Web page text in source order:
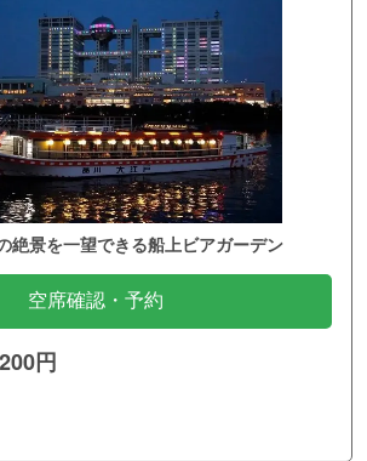
絶景を一望できる船上ビアガーデン
空席確認・予約
円